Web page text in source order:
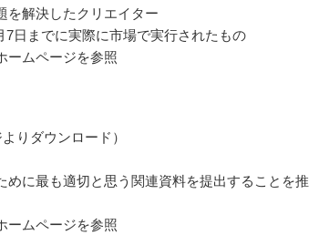
を解決したクリエイター
日までに実際に市場で実行されたもの
ームページを参照
りダウンロード）
に最も適切と思う関連資料を提出することを推
ームページを参照